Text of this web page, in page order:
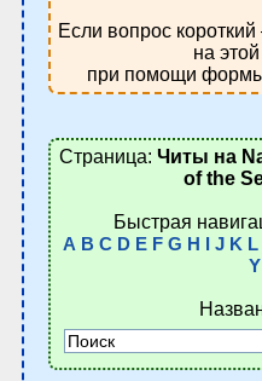
Если вопрос
на
при помощи
Страница:Читы на
of the
Быстрая
A B C D E F G H J K L
Y